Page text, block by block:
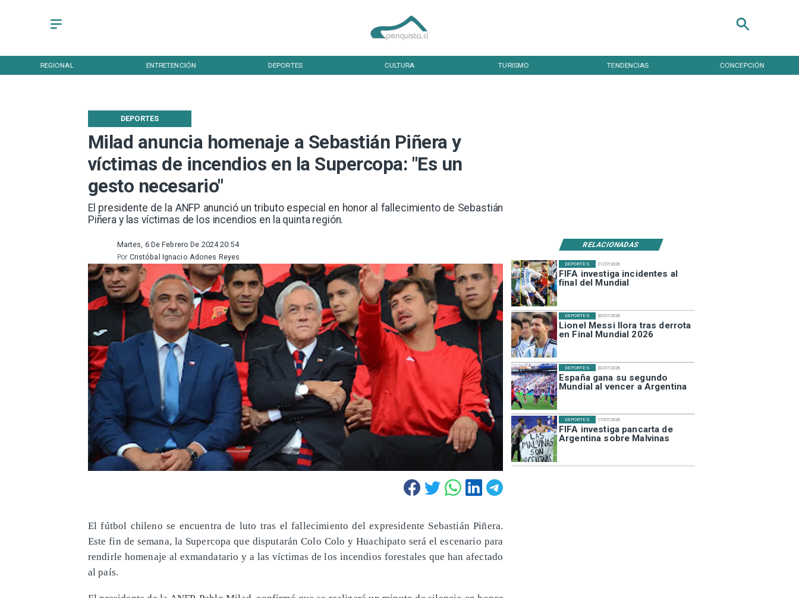
REGIONAL ENTRETENCIÓN DEPORTES CULTURA TURISMO TENDENCIAS CONCEPCIÓN
Milad anuncia homenaje a Sebastián Piñera y
víctimas de incendios en la Supercopa: "Es un
gesto necesario"
El presidente de la ANFP anunció un tributo especial en honor al fallecimiento de Sebastián
Piñera y las víctimas de los incendios en la quinta región.
DEPORTES
RELACIONADAS
Martes, 6 De Febrero De 2024 20:54
Cristóbal Ignacio Adones Reyes
Por
21/07/2026
FIFA investiga incidentes al
final del Mundial
DEPORTES
20/07/2026
Lionel Messi llora tras derrota
en Final Mundial 2026
DEPORTES
20/07/2026
España gana su segundo
Mundial al vencer a Argentina
DEPORTES
17/07/2026
FIFA investiga pancarta de
Argentina sobre Malvinas
DEPORTES
El fútbol chileno se encuentra de luto tras el fallecimiento del expresidente Sebastián Piñera.
Este fin de semana, la Supercopa que disputarán Colo Colo y Huachipato será el escenario para
rendirle homenaje al exmandatario y a las víctimas de los incendios forestales que han afectado
al país.